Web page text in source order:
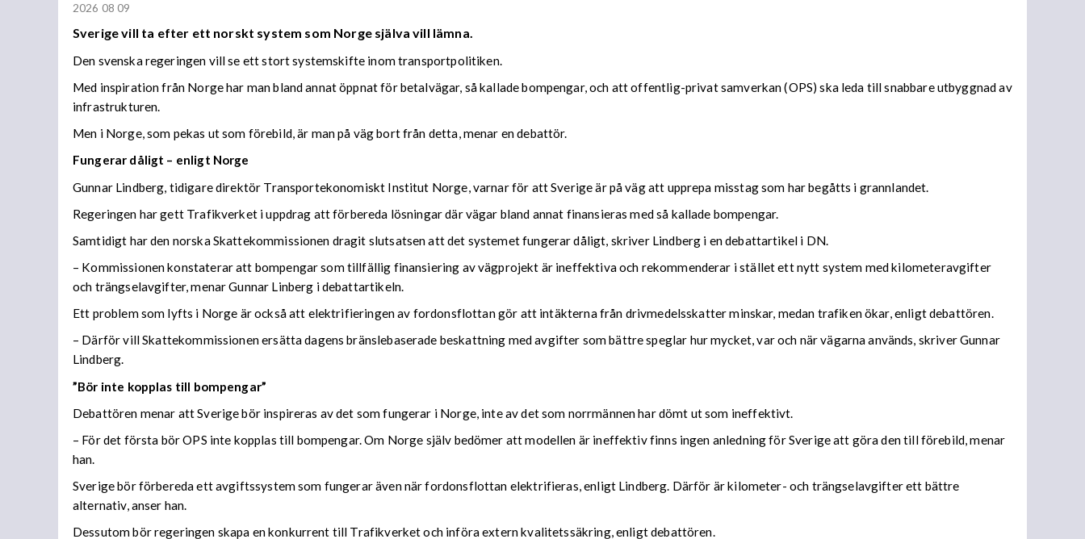
2026 08 09
Sverige vill ta efter ett norskt system som Norge själva vill lämna.
Den svenska regeringen vill se ett stort systemskifte inom transportpolitiken.
Med inspiration från Norge har man bland annat öppnat för betalvägar, så kallade bompengar, och att offentlig-privat samverkan (OPS) ska leda till snabbare utbyggnad av
infrastrukturen.
Men i Norge, som pekas ut som förebild, är man på väg bort från detta, menar en debattör.
Fungerar dåligt – enligt Norge
Gunnar Lindberg, tidigare direktör Transportekonomiskt Institut Norge, varnar för att Sverige är på väg att upprepa misstag som har begåtts i grannlandet.
Regeringen har gett Trafikverket i uppdrag att förbereda lösningar där vägar bland annat finansieras med så kallade bompengar.
Samtidigt har den norska Skattekommissionen dragit slutsatsen att det systemet fungerar dåligt, skriver Lindberg i en debattartikel i DN.
– Kommissionen konstaterar att bompengar som tillfällig finansiering av vägprojekt är ineffektiva och rekommenderar i stället ett nytt system med kilometeravgifter
och trängselavgifter, menar Gunnar Linberg i debattartikeln.
Ett problem som lyfts i Norge är också att elektrifieringen av fordonsflottan gör att intäkterna från drivmedelsskatter minskar, medan trafiken ökar, enligt debattören.
– Därför vill Skattekommissionen ersätta dagens bränslebaserade beskattning med avgifter som bättre speglar hur mycket, var och när vägarna används, skriver Gunnar
Lindberg.
”Bör inte kopplas till bompengar”
Debattören menar att Sverige bör inspireras av det som fungerar i Norge, inte av det som norrmännen har dömt ut som ineffektivt.
– För det första bör OPS inte kopplas till bompengar. Om Norge själv bedömer att modellen är ineffektiv finns ingen anledning för Sverige att göra den till förebild, menar
han.
Sverige bör förbereda ett avgiftssystem som fungerar även när fordonsflottan elektrifieras, enligt Lindberg. Därför är kilometer- och trängselavgifter ett bättre
alternativ, anser han.
Dessutom bör regeringen skapa en konkurrent till Trafikverket och införa extern kvalitetssäkring, enligt debattören.